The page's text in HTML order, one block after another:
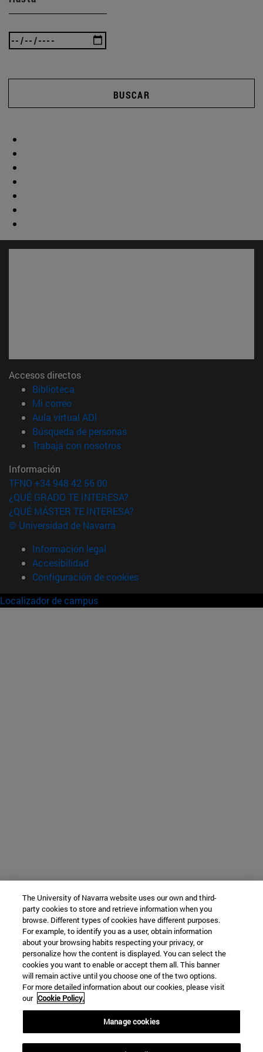
BUSCAR
Accesos directos
Biblioteca
Mi correo(abre en nueva ventana)
Aula virtual ADI
Búsqueda de personas(abre en nueva ventana)
Trabaja con nosotros(abre en nueva ventana)
Información
TFNO +34 948 42 56 00
¿QUÉ GRADO TE INTERESA?
¿QUÉ MÁSTER TE INTERESA?
© Universidad de Navarra
Información legal
Accesibilidad
Configuración de cookies
Localizador de campus
The University of Navarra website uses our own and third-
party cookies to store and retrieve information when you
browse. Different types of cookies have different purposes.
For example, to identify you as a user, obtain information
about your browsing habits respecting your privacy, or
personalize how the content is displayed. You can select the
cookies you want to enable or accept them all. This banner
will remain active until you choose one of the two options.
For more detailed information about our cookies, please visit
our Cookie Policy.
Manage cookies